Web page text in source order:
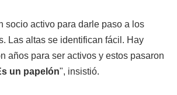
socio activo para darle paso a los
Las altas se identifican fácil. Hay
años para ser activos y estos pasaron
un papelón", insistió.